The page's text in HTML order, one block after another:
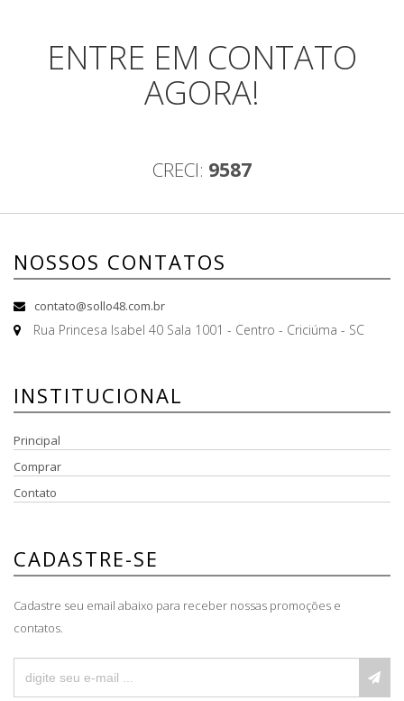
ENTRE EM CONTATO
AGORA!
CRECI: 9587
NOSSOS CONTATOS
contato@sollo48.com.br
Rua Princesa Isabel 40 Sala 1001 - Centro - Criciúma - SC
INSTITUCIONAL
Principal
Comprar
Contato
CADASTRE-SE
Cadastre seu email abaixo para receber nossas promoções e
contatos.